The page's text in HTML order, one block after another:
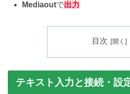
Mediaoutで出力
目次
テキスト入力と接続・設